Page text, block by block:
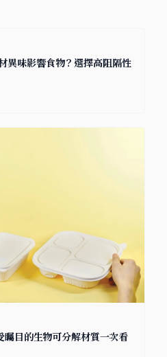
異味影響食物？選擇高阻隔性
矚目的生物可分解材質一次看